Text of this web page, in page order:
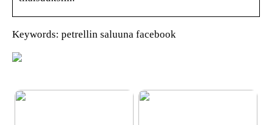
Keywords: petrellin saluuna facebook